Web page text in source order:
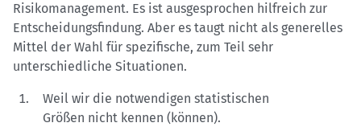
Risikomanagement. Es ist ausgesprochen hilfreich zur
Entscheidungsfindung. Aber es taugt nicht als generelles
Mittel der Wahl für spezifische, zum Teil sehr
unterschiedliche Situationen.
Weil wir die notwendigen statistischen
Größen nicht kennen (können).